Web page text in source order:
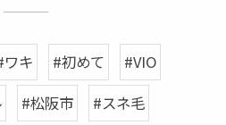
ワキ #初めて
#VIO
#松阪市 #スネ毛